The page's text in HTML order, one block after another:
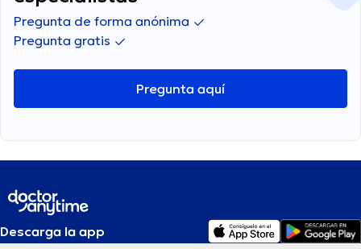
Pregunta de forma anónima
Pregunta gratis
Pregunta aquí
Descarga la app